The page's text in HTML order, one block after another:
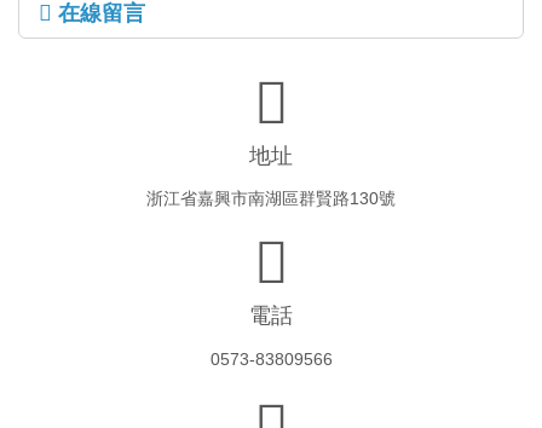
在線留言
地址
浙江省嘉興市南湖區群賢路130號
電話
0573-83809566